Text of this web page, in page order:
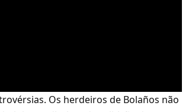
Os herdeiros de Bolaños não